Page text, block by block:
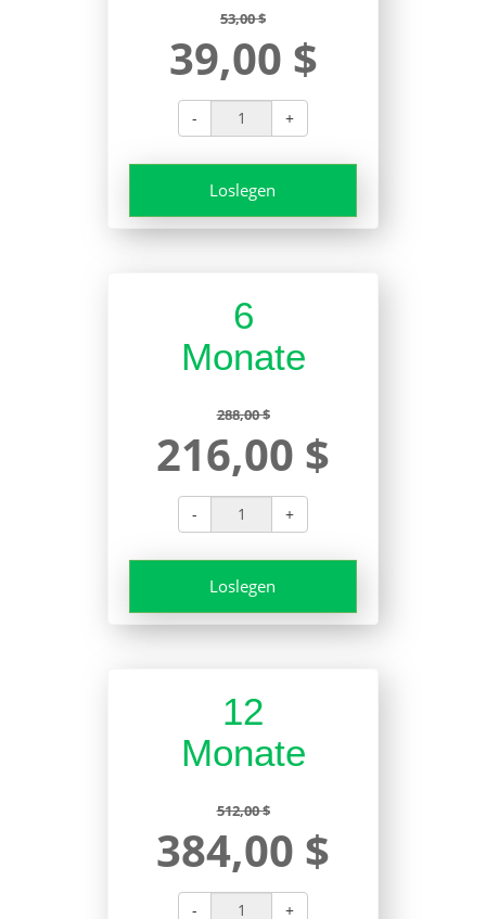
53,00 $
39,00 $
- +
Loslegen
6
Monate
288,00 $
216,00 $
- +
Loslegen
12
Monate
512,00 $
384,00 $
- +